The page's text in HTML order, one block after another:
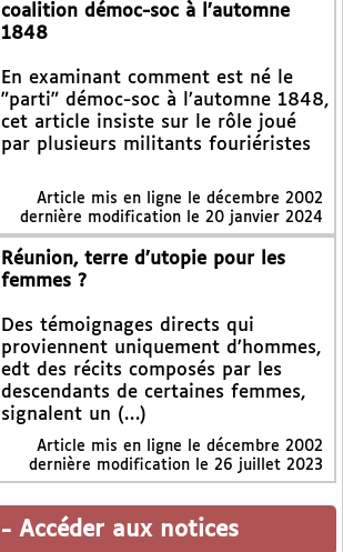
coalition démoc-soc à l’automne
1848
En examinant comment est né le
"parti" démoc-soc à l’automne 1848,
cet article insiste sur le rôle joué
par plusieurs militants fouriéristes
Article mis en ligne le décembre 2002
dernière modification le 20 janvier 2024
Réunion, terre d’utopie pour les
femmes ?
Des témoignages directs qui
proviennent uniquement d’hommes,
edt des récits composés par les
descendants de certaines femmes,
signalent un (…)
Article mis en ligne le décembre 2002
dernière modification le 26 juillet 2023
- Accéder aux notices